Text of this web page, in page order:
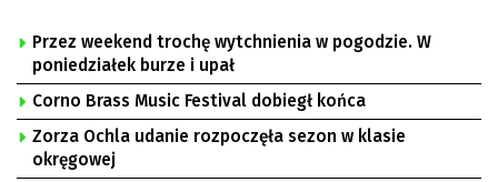
Przez weekend trochę wytchnienia w pogodzie. W
poniedziałek burze i upał
Corno Brass Music Festival dobiegł końca
Zorza Ochla udanie rozpoczęła sezon w klasie
okręgowej